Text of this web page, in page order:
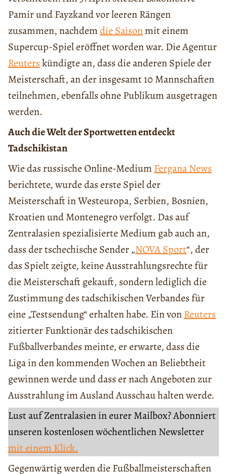
Pamir und Fayzkand vor leeren Rängen
zusammen, nachdemdie Saisonmit einem
Supercup-Spiel eröffnet worden war. Die Agentur
Reuterskündigte an, dass die anderen Spiele der
Meisterschaft, an der insgesamt 10 Mannschaften
teilnehmen, ebenfalls ohne Publikum ausgetragen
werden.
Auch die Welt der Sportwetten entdeckt
Tadschikistan
Wie das russische Online-Medium Fergana News
berichtete, wurde das erste Spiel der
Meisterschaft in Westeuropa, Serbien, Bosnien,
Kroatien und Montenegro verfolgt. Das auf
Zentralasien spezialisierte Medium gab auch an,
dass der tschechische Sender „NOVA Sport“, der
das Spielt zeigte, keine Ausstrahlungsrechte für
die Meisterschaft gekauft, sondern lediglich die
Zustimmung des tadschikischen Verbandes für
eine „Testsendung“ erhalten habe. Ein vonReuters
zitierter Funktionär des tadschikischen
Fußballverbandes meinte, er erwarte, dass die
Liga in den kommenden Wochen an Beliebtheit
gewinnen werde und dass er nach Angeboten zur
Ausstrahlung im Ausland Ausschau halten werde.
Lust auf Zentralasien in eurer Mailbox? Abonniert
unseren kostenlosen wöchentlichen Newsletter
mit einem Klick.
Gegenwärtig werden die Fußballmeisterschaften